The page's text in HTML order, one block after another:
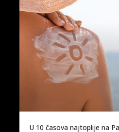
U 10 časova najtoplije na